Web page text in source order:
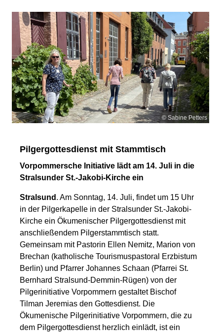
© Sabine Petters
Pilgergottesdienst mit Stammtisch
Vorpommersche Initiative lädt am 14. Juli in die
Stralsunder St.-Jakobi-Kirche ein
Stralsund . Am Sonntag, 14. Juli, findet um 15 Uhr
in der Pilgerkapelle in der Stralsunder St.-Jakobi-
Kirche ein Ökumenischer Pilgergottesdienst mit
anschließendem Pilgerstammtisch statt.
Gemeinsam mit Pastorin Ellen Nemitz, Marion von
Brechan (katholische Tourismuspastoral Erzbistum
Berlin) und Pfarrer Johannes Schaan (Pfarrei St.
Bernhard Stralsund-Demmin-Rügen) von der
Pilgerinitiative Vorpommern gestaltet Bischof
Tilman Jeremias den Gottesdienst. Die
Ökumenische Pilgerinitiative Vorpommern, die zu
dem Pilgergottesdienst herzlich einlädt, ist ein